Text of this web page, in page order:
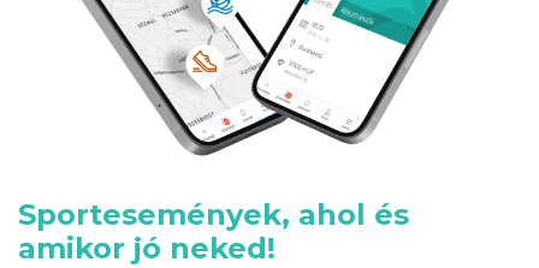
Sportesemények, ahol és
amikor jó neked!